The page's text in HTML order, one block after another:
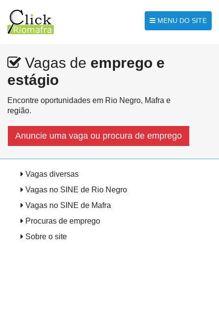
Vagas de emprego e
estágio
Encontre oportunidades em Rio Negro, Mafra e
região.
Anuncie uma vaga ou procura de emprego
MENU DO SITE
Vagas diversas
Vagas no SINE de Rio Negro
Vagas no SINE de Mafra
Procuras de emprego
Sobre o site